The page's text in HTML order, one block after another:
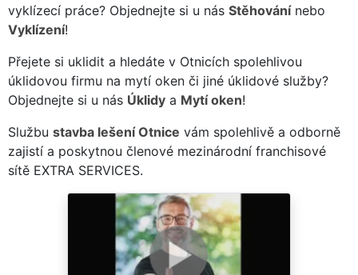
vyklízecí práce? Objednejte si u nás Stěhovánínebo
Vyklízení!
Přejete si uklidit a hledáte v Otnicích spolehlivou
úklidovou firmu na mytí oken či jiné úklidové služby?
Objednejte si u nás Úklidy a Mytí oken!
Službu stavba lešení Otnice vám spolehlivě a odborně
zajistí a poskytnou členové mezinárodní franchisové
sítě EXTRA SERVICES.